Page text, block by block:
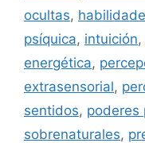
ocultas,
psíquica, intuición,
energética,
extrasensorial,
sentidos, poderes
sobrenaturales,